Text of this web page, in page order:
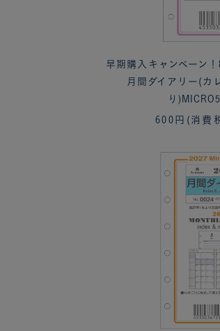
早期購入キャンペーン
月間ダイアリー(カ
り
600円 (消費